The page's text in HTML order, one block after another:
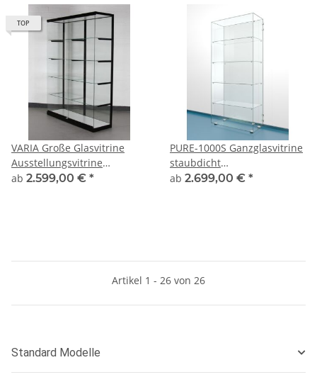
TOP
VARIA Große Glasvitrine
Ausstellungsvitrine
abschließbar mit
ab 2.599,00 € *
PURE-1000S Ganzglasvitrine
staubdicht
Präsentationsvitrine
ab 2.699,00 € *
Artikel 1 - 26 von 26
Standard Modelle